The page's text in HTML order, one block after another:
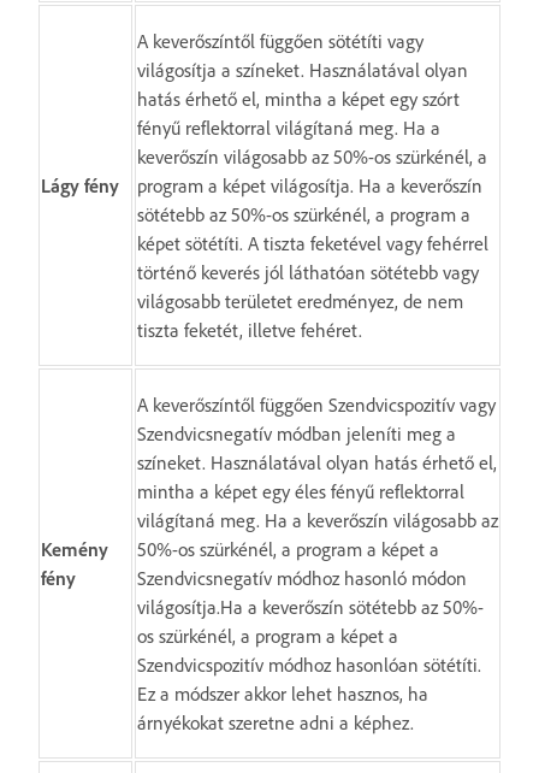
Lágy fény
A keverőszíntől függően sötétíti vagy
világosítja a színeket. Használatával olyan
hatás érhető el, mintha a képet egy szórt
fényű reflektorral világítaná meg. Ha a
keverőszín világosabb az 50%-os szürkénél, a
program a képet világosítja. Ha a keverőszín
sötétebb az 50%-os szürkénél, a program a
képet sötétíti. A tiszta feketével vagy fehérrel
történő keverés jól láthatóan sötétebb vagy
világosabb területet eredményez, de nem
tiszta feketét, illetve fehéret.
Kemény
fény
A keverőszíntől függően Szendvicspozitív vagy
Szendvicsnegatív módban jeleníti meg a
színeket. Használatával olyan hatás érhető el,
mintha a képet egy éles fényű reflektorral
világítaná meg. Ha a keverőszín világosabb az
50%-os szürkénél, a program a képet a
Szendvicsnegatív módhoz hasonló módon
világosítja.Ha a keverőszín sötétebb az 50%-
os szürkénél, a program a képet a
Szendvicspozitív módhoz hasonlóan sötétíti.
Ez a módszer akkor lehet hasznos, ha
árnyékokat szeretne adni a képhez.